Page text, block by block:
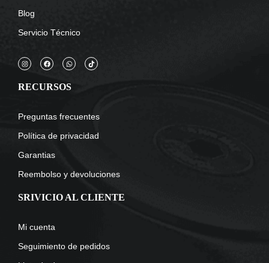
Blog
Servicio Técnico
RECURSOS
Preguntas frecuentes
Política de privacidad
Garantias
Reembolso y devoluciones
SRIVICIO AL CLIENTE
Mi cuenta
Seguimiento de pedidos